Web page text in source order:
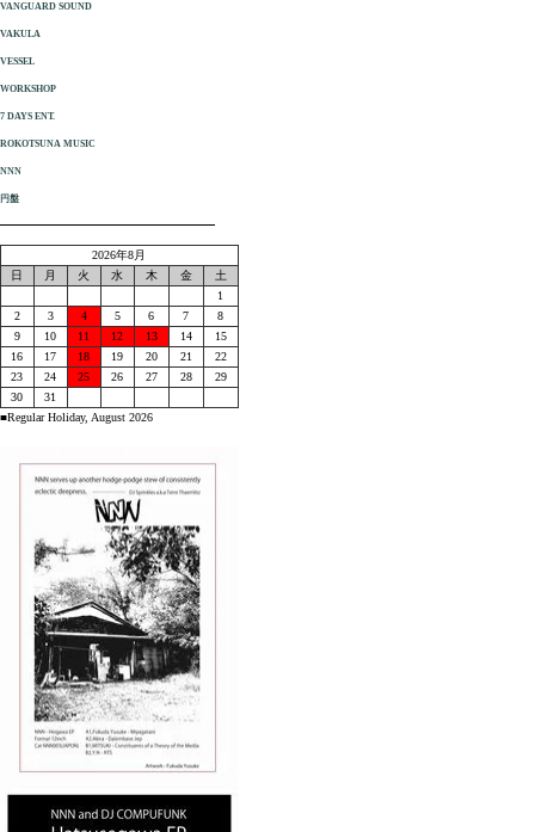
VANGUARD SOUND
VAKULA
VESSEL
WORKSHOP
7 DAYS ENT.
ROKOTSUNA MUSIC
NNN
円盤
2026年8月
日
月 火 水 木 金
土
1
2
3 4 5 6 7
8
9
10 11 12 13 14
15
16
17 18 19 20 21
22
23
24 25 26 27 28
29
30
31
■Regular Holiday, August 2026